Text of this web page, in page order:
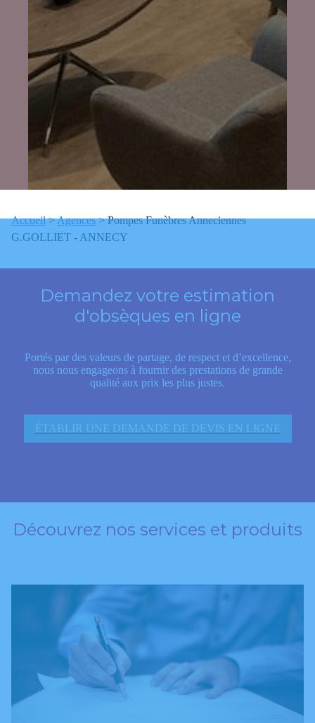
Accueil>Agences>Pompes Funèbres Anneciennes
G.GOLLIET - ANNECY
Demandez votre estimation
d'obsèques en ligne
Portés par des valeurs de partage, de respect et d’excellence,
nous nous engageons à fournir des prestations de grande
qualité aux prix les plus justes.
ÉTABLIR UNE DEMANDE DE DEVIS EN LIGNE
Découvrez nos services et produits